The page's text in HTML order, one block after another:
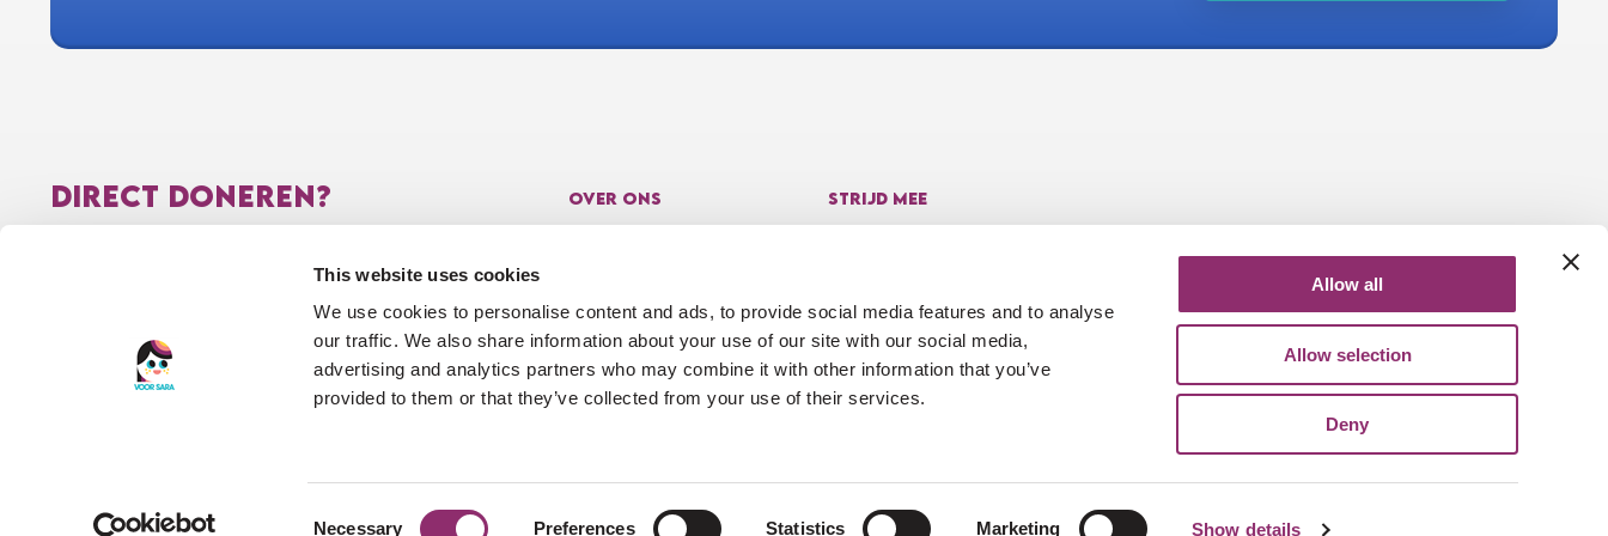
This website uses cookies
We use cookies to personalise content and ads, to provide social media features and to analyse
our traffic. We also share information about your use of our site with our social media,
advertising and analytics partners who may combine it with other information that you’ve
provided to them or that they’ve collected from your use of their services.
Necessary Preferences Statistics Marketing Show details
Allow all
Allow selection
Deny
DIRECT DONEREN?
Stichting Voor Sara heeft het CBF-keurmerk voor
goede doelen en is aangemerkt als “algemeen nut
beogende instelling” (ANBI). Dankzij deze ANBI-status
zijn uw donaties belastingaftrekbaar.
OVER ONS
Verantwoording
Veelgestelde vragen
Contact
STRIJD MEE
Nalatenschap
Rico Verhoeven
Partners